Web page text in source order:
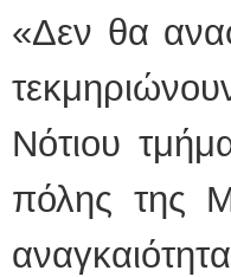
«Δεν θα
Νότιου
πόλης της